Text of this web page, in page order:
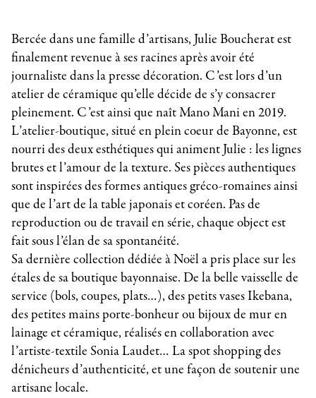
Bercée dans une famille d’artisans, Julie Boucherat est
finalement revenue à ses racines après avoir été
journaliste dans la presse décoration. C’est lors d’un
atelier de céramique qu’elle décide de s’y consacrer
pleinement. C’est ainsi que naît Mano Mani en 2019.
L’atelier-boutique, situé en plein coeur de Bayonne, est
nourri des deux esthétiques qui animent Julie : les lignes
brutes et l’amour de la texture. Ses pièces authentiques
sont inspirées des formes antiques gréco-romaines ainsi
que de l’art de la table japonais et coréen. Pas de
reproduction ou de travail en série, chaque object est
fait sous l’élan de sa spontanéité.
Sa dernière collection dédiée à Noël a pris place sur les
étales de sa boutique bayonnaise. De la belle vaisselle de
service (bols, coupes, plats…), des petits vases Ikebana,
des petites mains porte-bonheur ou bijoux de mur en
lainage et céramique, réalisés en collaboration avec
l’artiste-textile Sonia Laudet… La spot shopping des
dénicheurs d’authenticité, et une façon de soutenir une
artisane locale.